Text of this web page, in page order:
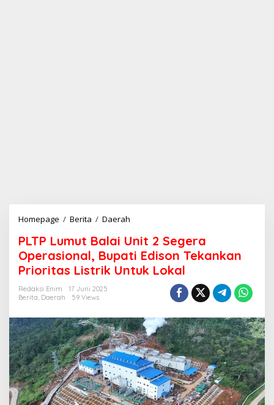
Homepage / Berita / Daerah
T
P
L
u
B
a
l
a
i
U
n
i
PLTP Lumut Balai Unit 2 Segera
Operasional, Bupati Edison Tekankan
Prioritas Listrik Untuk Lokal
Redaksi Enim
17 Juni 2025
Berita, Daerah 59 Views